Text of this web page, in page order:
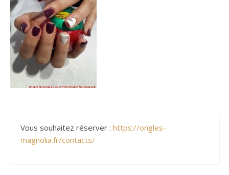
Vous souhaitez réserver : https://ongles-
magnolia.fr/contacts/